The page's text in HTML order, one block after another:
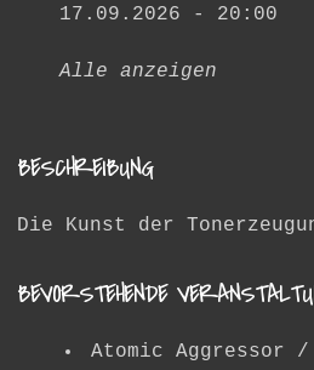
17.09.2026 - 20:00
Alle anzeigen
BESCHREIBUNG
Die Kunst der
BEVORSTEHENDE
Atomic Aggressor